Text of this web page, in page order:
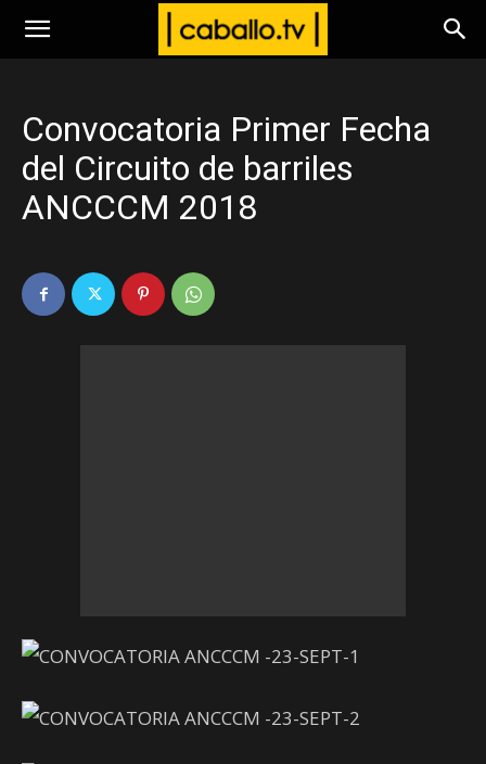
www.caballo.tv
Convocatoria Primer Fecha
del Circuito de barriles
ANCCCM 2018